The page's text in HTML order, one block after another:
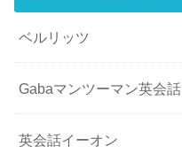
ベルリッツ
Gabaマンツーマン英会話
英会話イーオン